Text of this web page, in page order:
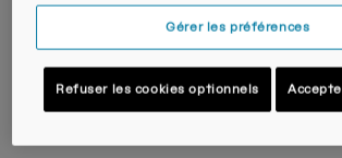
38539-371-OS
34,99 € 20,99 €
Gérer les préférences
Refuser les cookies optionnels